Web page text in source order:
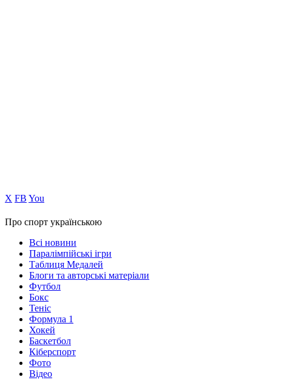
Х FB You
Про спорт українською
Всі новини
Паралімпійські ігри
Таблиця Медалей
Блоги та авторські матеріали
Футбол
Бокс
Теніс
Формула 1
Хокей
Баскетбол
Кіберспорт
Фото
Відео